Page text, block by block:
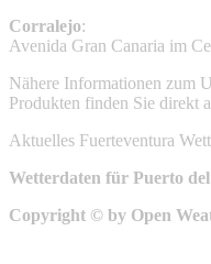
Corralejo:
Avenida Gran Canaria im
Nähere Informationen zum
Produkten finden Sie direkt
Aktuelles Fuerteventura
Wetterdaten für Puerto
Copyright © by Open